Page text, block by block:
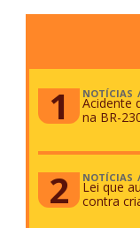
NOTÍCIAS
Acidente
na BR-
NOTÍCIAS
Lei que
contra